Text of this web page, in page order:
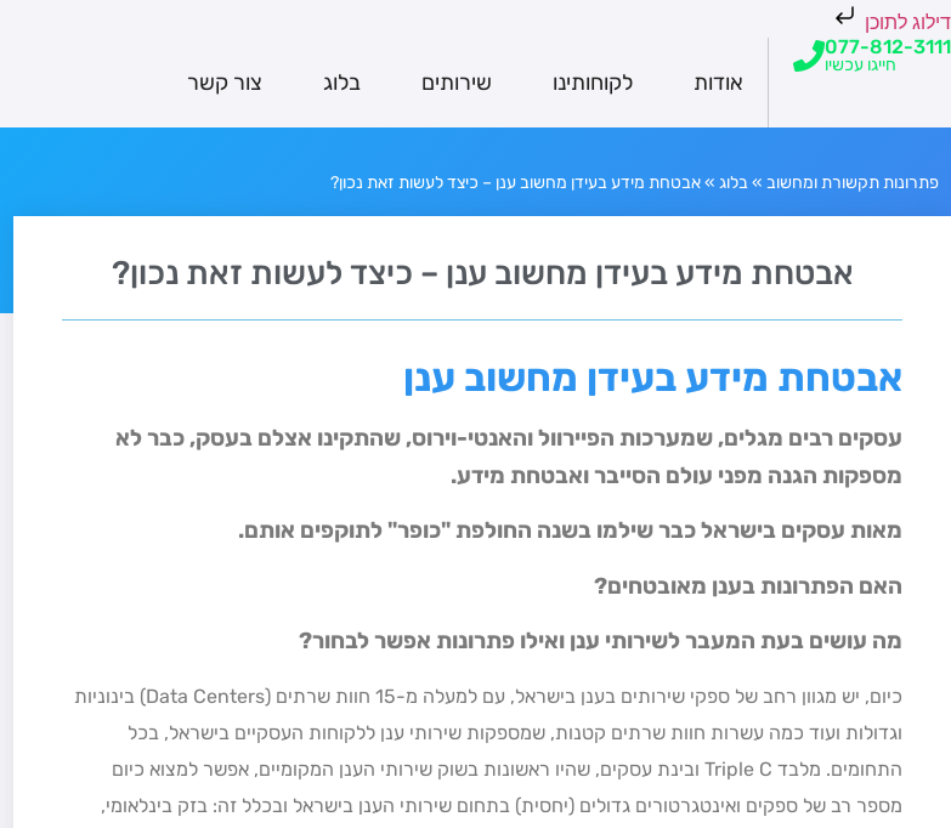
דילוג לתוכן
077-812-3111
חייגו עכשיו
אודות לקוחותינו שירותים בלוג צור קשר
פתרונות תקשורת ומחשוב »בלוג »אבטחת מידע בעידן מחשוב ענן – כיצד לעשות זאת נכון?
אבטחת מידע בעידן מחשוב ענן – כיצד לעשות זאת נכון?
אבטחת מידע בעידן מחשוב ענן
עסקים רבים מגלים, שמערכות הפיירוול והאנטי-וירוס, שהתקינו אצלם בעסק, כבר לא
מספקות הגנה מפני עולם הסייבר ואבטחת מידע.
מאות עסקים בישראל כבר שילמו בשנה החולפת "כופר" לתוקפים אותם.
האם הפתרונות בענן מאובטחים?
מה עושים בעת המעבר לשירותי ענן ואילו פתרונות אפשר לבחור?
כיום, יש מגוון רחב של ספקי שירותים בענן בישראל, עם למעלה מ-15 חוות שרתים (Data Centers) בינוניות
וגדולות ועוד כמה עשרות חוות שרתים קטנות, שמספקות שירותי ענן ללקוחות העסקיים בישראל, בכל
התחומים. מלבד Triple C ובינת עסקים, שהיו ראשונות בשוק שירותי הענן המקומיים, אפשר למצוא כיום
מספר רב של ספקים ואינטגרטורים גדולים (יחסית) בתחום שירותי הענן בישראל ובכלל זה: בזק בינלאומי,